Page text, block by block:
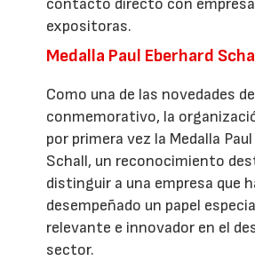
contacto directo con
expositoras.
Medalla Paul Eberhard
Como una de las novedades
conmemorativo, la
por primera vez la Medalla
Schall, un reconocimiento
distinguir a una empresa que
desempeñado un papel
relevante e innovador en el
sector.